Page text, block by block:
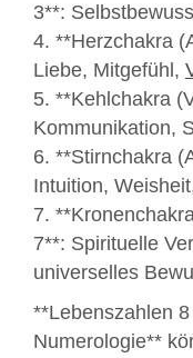
3**:
4. **Herzchakra
Liebe, Mitgefühl,
5. **Kehlchakra
Kommunikation,
6. **Stirnchakra
Intuition,
7.
7**: Spirituelle
universelles
**Lebenszahlen
Numerologie**